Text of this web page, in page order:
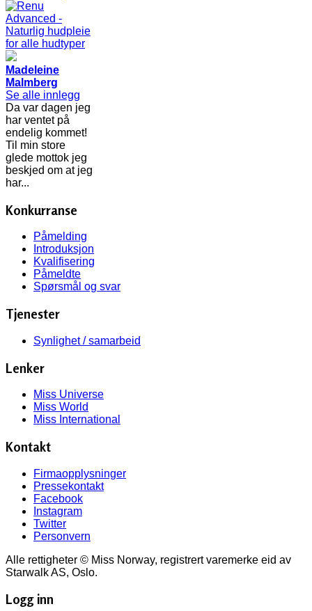
Madeleine
Malmberg
Se alle innlegg
Da var dagen jeg
har ventet på
endelig kommet!
Til min store
glede mottok jeg
beskjed om at jeg
har...
Konkurranse
Påmelding
Introduksjon
Kvalifisering
Påmeldte
Spørsmål og svar
Tjenester
Synlighet / samarbeid
Lenker
Miss Universe
Miss World
Miss International
Kontakt
Firmaopplysninger
Pressekontakt
Facebook
Instagram
Twitter
Personvern
Alle rettigheter © Miss Norway, registrert varemerke eid av
Starwalk AS, Oslo.
Logg inn